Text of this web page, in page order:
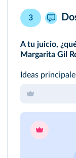
3
A tu juicio,
Margarita Gil
Ideas